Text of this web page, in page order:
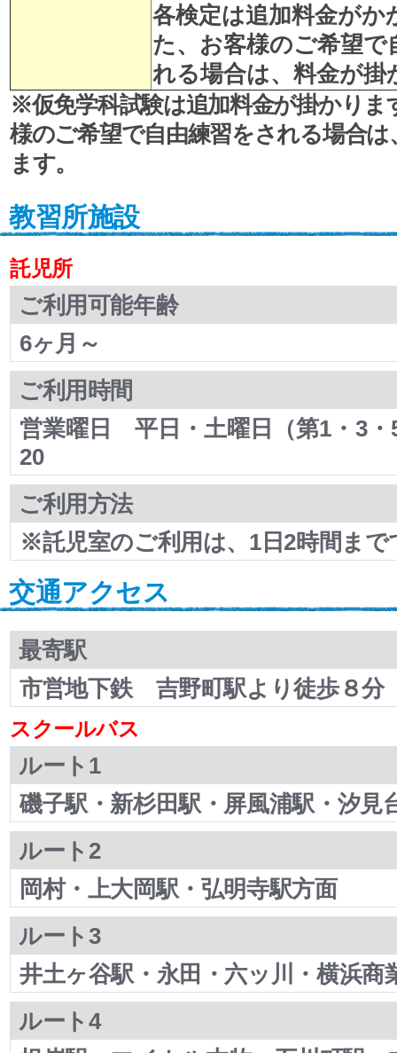
各検定は追加料金がか
た、 お客様のご希望で
れる場合は、料金が掛
※仮免学科試験は追加料金が掛かりま
様のご希望で自由練習をされる場合
ます。
教習所施設
託児所
ご利用可能年齢
6ヶ月～
ご利用時間
営業曜日 平日・土曜日（第1・3
20
ご利用方法
※託児室のご利用は、1日2時間まで
交通アクセス
最寄駅
市営地下鉄 吉野町駅より徒歩８分
スクールバス
ルート1
磯子駅・新杉田駅・屏風浦駅・汐見
ルート2
岡村・上大岡駅・弘明寺駅方面
ルート3
井土ヶ谷駅・永田・六ッ川・横浜商
ルート4